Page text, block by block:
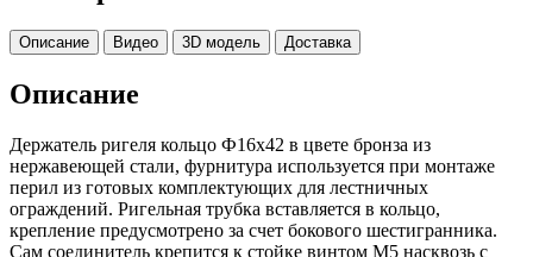
Описание Видео 3D модель Доставка
Описание
Держатель ригеля кольцо Ф16х42 в цвете бронза из
нержавеющей стали, фурнитура используется при монтаже
перил из готовых комплектующих для лестничных
ограждений. Ригельная трубка вставляется в кольцо,
крепление предусмотрено за счет бокового шестигранника.
Сам соединитель крепится к стойке винтом М5 насквозь с